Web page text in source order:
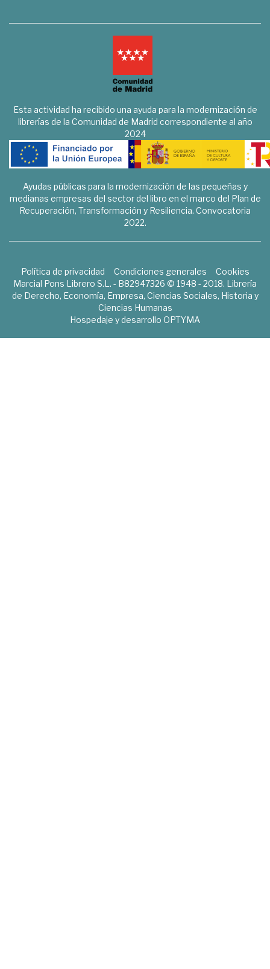
Esta actividad ha recibido una ayuda para la modernización de
librerías de la Comunidad de Madrid correspondiente al año
2024
Ayudas públicas para la modernización de las pequeñas y
medianas empresas del sector del libro en el marco del Plan de
Recuperación, Transformación y Resiliencia. Convocatoria
2022.
Política de privacidad Condiciones generales
Cookies
Marcial Pons Librero S.L. - B82947326 © 1948 - 2018. Librería
de Derecho, Economía, Empresa, Ciencias Sociales, Historia y
Ciencias Humanas
Hospedaje y desarrollo OPTYMA